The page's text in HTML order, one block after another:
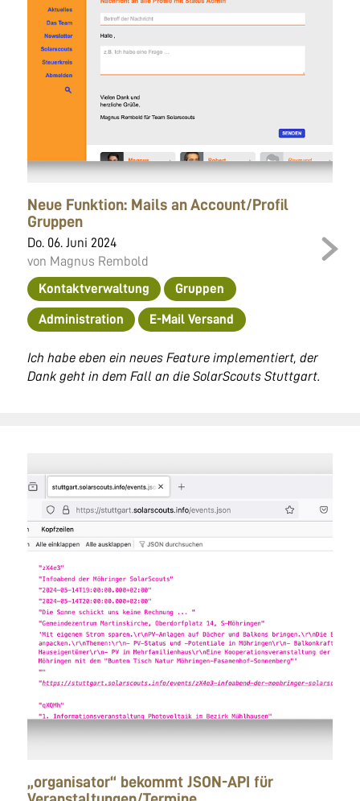
Neue Funktion: Mails an Account/Profil
Gruppen
Do. 06. Juni 2024
von Magnus Rembold
Kontaktverwaltung
Gruppen
Administration E-Mail Versand
Ich habe eben ein neues Feature implementiert, der
Dank geht in dem Fall an die SolarScouts Stuttgart.
„organisator“ bekommt JSON-API für